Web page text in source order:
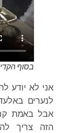
בסוף
אני לא יודע
לנערים
אבל באמת
הזה צריך